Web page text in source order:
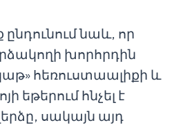
ընդունում նաև, որ
խորհրդին
հեռուստաալիքի և
եթերում հնչել է
սակայն այդ